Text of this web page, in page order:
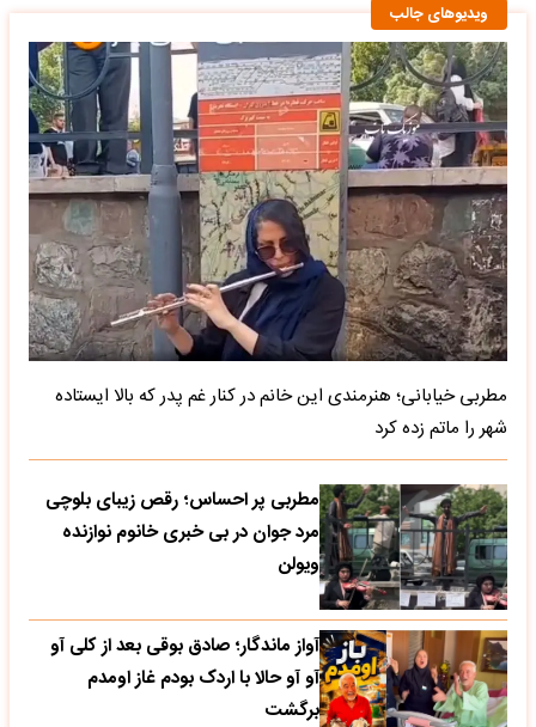
ویدیوهای جالب
مطربی خیابانی؛ هنرمندی این خانم در کنار غم پدر که بالا ایستاده
شهر را ماتم زده کرد
مطربی پر احساس؛ رقص زیبای بلوچی
مرد جوان در بی خبری خانوم نوازنده
ویولن
آواز ماندگار؛ صادق بوقی بعد از کلی آو
آو آو حالا با اردک بودم غاز اومدم
برگشت